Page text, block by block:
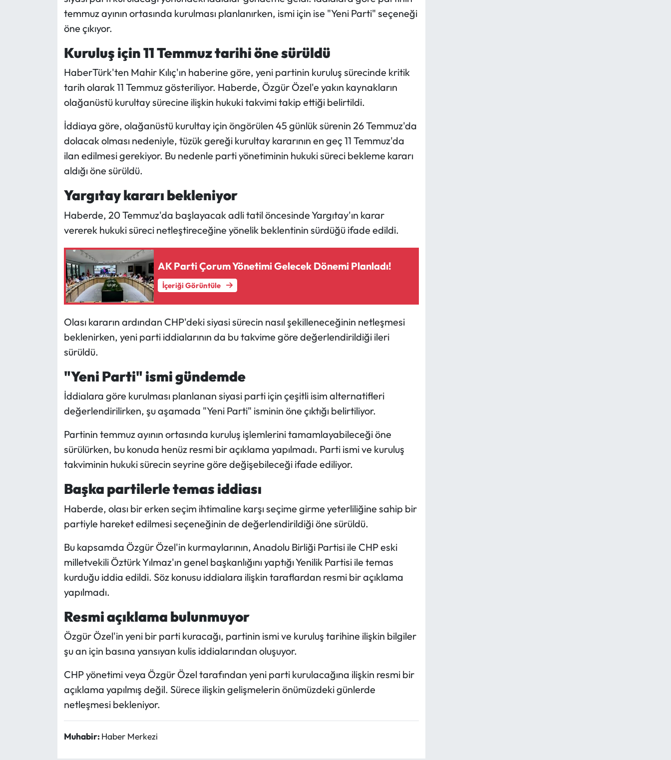
temmuz ayının ortasında kurulması planlanırken, ismi için ise "Yeni Parti" seçeneği
öne çıkıyor.
Kuruluş için 11 Temmuz tarihi öne sürüldü
HaberTürk'ten Mahir Kılıç'ın haberine göre, yeni partinin kuruluş sürecinde kritik
tarih olarak 11 Temmuz gösteriliyor. Haberde, Özgür Özel'e yakın kaynakların
olağanüstü kurultay sürecine ilişkin hukuki takvimi takip ettiği belirtildi.
İddiaya göre, olağanüstü kurultay için öngörülen 45 günlük sürenin 26 Temmuz'da
dolacak olması nedeniyle, tüzük gereği kurultay kararının en geç 11 Temmuz'da
ilan edilmesi gerekiyor. Bu nedenle parti yönetiminin hukuki süreci bekleme kararı
aldığı öne sürüldü.
Yargıtay kararı bekleniyor
Haberde, 20 Temmuz'da başlayacak adli tatil öncesinde Yargıtay'ın karar
vererek hukuki süreci netleştireceğine yönelik beklentinin sürdüğü ifade edildi.
AK Parti Çorum Yönetimi Gelecek Dönemi Planladı!
İçeriği Görüntüle
Olası kararın ardından CHP'deki siyasi sürecin nasıl şekilleneceğinin netleşmesi
beklenirken, yeni parti iddialarının da bu takvime göre değerlendirildiği ileri
sürüldü.
"Yeni Parti" ismi gündemde
İddialara göre kurulması planlanan siyasi parti için çeşitli isim alternatifleri
değerlendirilirken, şu aşamada "Yeni Parti" isminin öne çıktığı belirtiliyor.
Partinin temmuz ayının ortasında kuruluş işlemlerini tamamlayabileceği öne
sürülürken, bu konuda henüz resmi bir açıklama yapılmadı. Parti ismi ve kuruluş
takviminin hukuki sürecin seyrine göre değişebileceği ifade ediliyor.
Başka partilerle temas iddiası
Haberde, olası bir erken seçim ihtimaline karşı seçime girme yeterliliğine sahip bir
partiyle hareket edilmesi seçeneğinin de değerlendirildiği öne sürüldü.
Bu kapsamda Özgür Özel'in kurmaylarının, Anadolu Birliği Partisi ile CHP eski
milletvekili Öztürk Yılmaz'ın genel başkanlığını yaptığı Yenilik Partisi ile temas
kurduğu iddia edildi. Söz konusu iddialara ilişkin taraflardan resmi bir açıklama
yapılmadı.
Resmi açıklama bulunmuyor
Özgür Özel'in yeni bir parti kuracağı, partinin ismi ve kuruluş tarihine ilişkin bilgiler
şu an için basına yansıyan kulis iddialarından oluşuyor.
CHP yönetimi veya Özgür Özel tarafından yeni parti kurulacağına ilişkin resmi bir
açıklama yapılmış değil. Sürece ilişkin gelişmelerin önümüzdeki günlerde
netleşmesi bekleniyor.
Muhabir: Haber Merkezi
Mecitözü Haberleri
Oğuzlar Haberleri
Ortaköy Haberleri
Osmancık Haberleri
Otomotiv
Resmi İlan
Resmi Reklam
Sungurlu Haberleri
Uğurludağ Haberleri
Yayla Haber
Yemek Tarifleri
Yerel Haberler